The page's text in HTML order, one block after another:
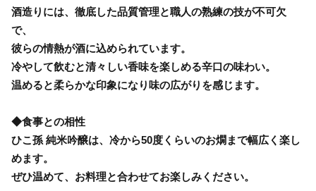
酒造りには、徹底した品質管理と職人の熟練の技が不可欠
で、
彼らの情熱が酒に込められています。
冷やして飲むと清々しい香味を楽しめる辛口の味わい。
温めると柔らかな印象になり味の広がりを感じます。
◆食事との相性
ひこ孫 純米吟醸は、冷から50度くらいのお燗まで幅広く楽し
めます。
ぜひ温めて、お料理と合わせてお楽しみください。